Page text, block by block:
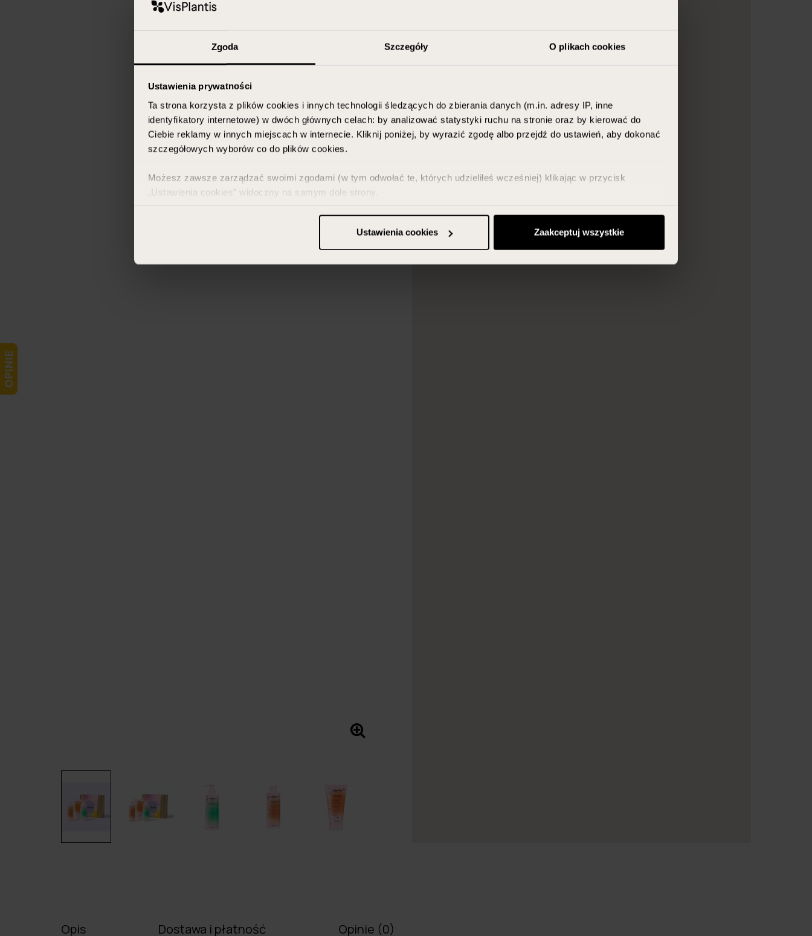
Zgoda Szczegóły O plikach cookies
Ustawienia prywatności
Ta strona korzysta z plików cookies i innych technologii śledzących do zbierania danych (m.in. adresy IP, inne
identyfikatory internetowe) w dwóch głównych celach: by analizować statystyki ruchu na stronie oraz by kierować do
Ciebie reklamy w innych miejscach w internecie. Kliknij poniżej, by wyrazić zgodę albo przejdź do ustawień, aby dokonać
szczegółowych wyborów co do plików cookies.
Możesz zawsze zarządzać swoimi zgodami (w tym odwołać te, których udzieliłeś wcześniej) klikając w przycisk
„Ustawienia cookies” widoczny na samym dole strony.
Ustawienia cookies
Zaakceptuj wszystkie
Opis Dostawa i płatność Opinie (0)